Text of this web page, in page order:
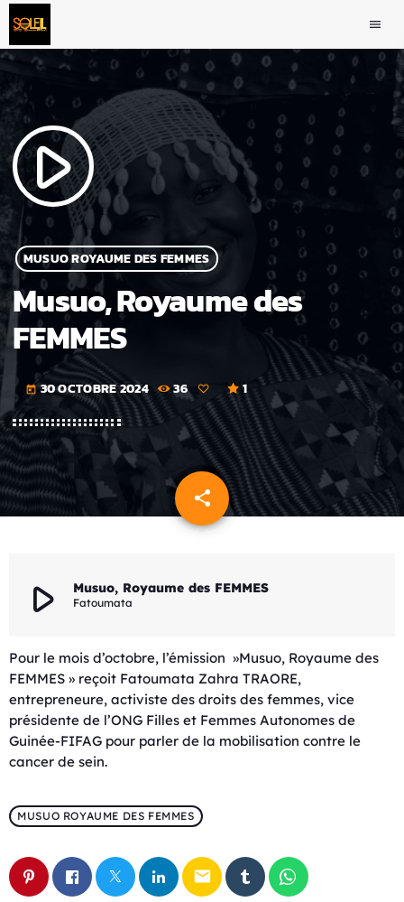
menu
play_arrow
MUSUO ROYAUME DES FEMMES
Musuo, Royaume des
FEMMES
today 30 OCTOBRE 2024 36 1
share
email
play_arrow Musuo, Royaume des FEMMES
Fatoumata
Pour le mois d’octobre, l’émission »Musuo, Royaume des
FEMMES » reçoit Fatoumata Zahra TRAORE,
entrepreneure, activiste des droits des femmes, vice
présidente de l’ONG Filles et Femmes Autonomes de
Guinée-FIFAG pour parler de la mobilisation contre le
cancer de sein.
MUSUO ROYAUME DES FEMMES
email